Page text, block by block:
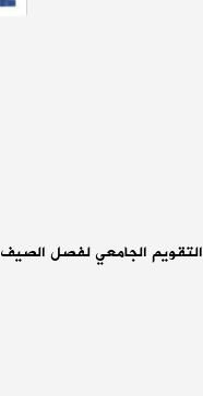
التقويم الجامعي لفصل الصيف 2023/2024 في الجامعة الدولية للعلوم والنهضة